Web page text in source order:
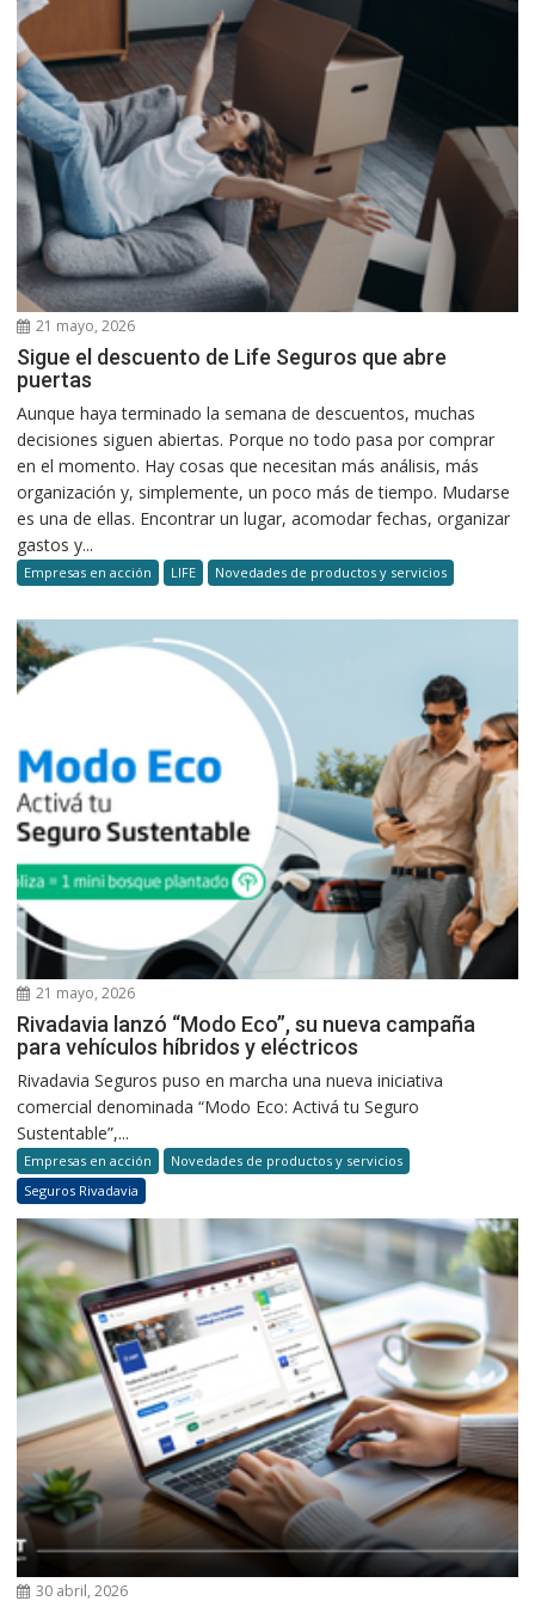
21 mayo, 2026
Sigue el descuento de Life Seguros que abre
puertas
Aunque haya terminado la semana de descuentos, muchas
decisiones siguen abiertas. Porque no todo pasa por comprar
en el momento. Hay cosas que necesitan más análisis, más
organización y, simplemente, un poco más de tiempo. Mudarse
es una de ellas. Encontrar un lugar, acomodar fechas, organizar
gastos y...
Empresas en acción LIFE Novedades de productos y servicios
21 mayo, 2026
Rivadavia lanzó “Modo Eco”, su nueva campaña
para vehículos híbridos y eléctricos
Rivadavia Seguros puso en marcha una nueva iniciativa
comercial denominada “Modo Eco: Activá tu Seguro
Sustentable”,...
Empresas en acción
Novedades de productos y servicios
Seguros Rivadavia
30 abril, 2026